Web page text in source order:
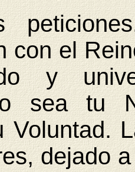
con el
y
sea tu
Voluntad.
dejado